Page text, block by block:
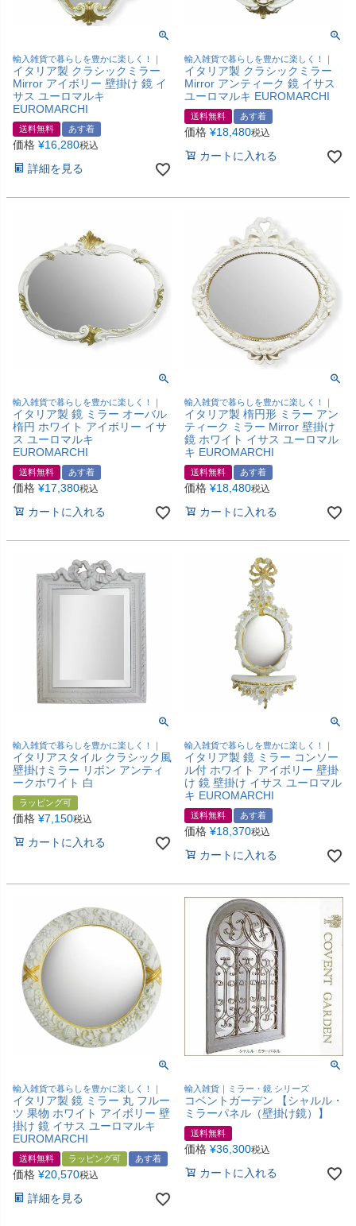
輸入雑貨で暮らしを豊かに楽しく！｜
イタリア製 クラシックミラー
Mirror アイボリー 壁掛け 鏡 イ
サス ユーロマルキ
EUROMARCHI
送料無料 あす着
価格 ¥16,280税込
詳細を見る
輸入雑貨で暮らしを豊かに楽しく！｜
イタリア製 クラシックミラー
Mirror アンティーク 鏡 イサス
ユーロマルキ EUROMARCHI
送料無料 あす着
価格 ¥18,480税込
カートに入れる
輸入雑貨で暮らしを豊かに楽しく！｜
イタリア製 鏡 ミラー オーバル
楕円 ホワイト アイボリー イサ
ス ユーロマルキ
EUROMARCHI
送料無料 あす着
価格 ¥17,380税込
カートに入れる
輸入雑貨で暮らしを豊かに楽しく！｜
イタリア製 楕円形 ミラー アン
ティーク ミラー Mirror 壁掛け
鏡 ホワイト イサス ユーロマル
キ EUROMARCHI
送料無料 あす着
価格 ¥18,480税込
カートに入れる
輸入雑貨で暮らしを豊かに楽しく！｜
イタリアスタイル クラシック風
壁掛けミラー リボン アンティ
ークホワイト 白
ラッピング可
価格 ¥7,150税込
カートに入れる
輸入雑貨で暮らしを豊かに楽しく！｜
イタリア製 鏡 ミラー コンソー
ル付 ホワイト アイボリー 壁掛
け 鏡 壁掛け イサス ユーロマル
キ EUROMARCHI
送料無料 あす着
価格 ¥18,370税込
カートに入れる
輸入雑貨で暮らしを豊かに楽しく！｜
イタリア製 鏡 ミラー 丸 フルー
ツ 果物 ホワイト アイボリー 壁
掛け 鏡 イサス ユーロマルキ
EUROMARCHI
送料無料 ラッピング可 あす着
価格 ¥20,570税込
詳細を見る
輸入雑貨｜ミラー・鏡 シリーズ
コベントガーデン 【シャルル・
ミラーパネル（壁掛け鏡）】
送料無料
価格 ¥36,300税込
カートに入れる